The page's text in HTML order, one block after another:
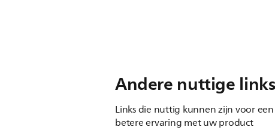
Andere nuttige links
Links die nuttig kunnen zijn voor een
betere ervaring met uw product